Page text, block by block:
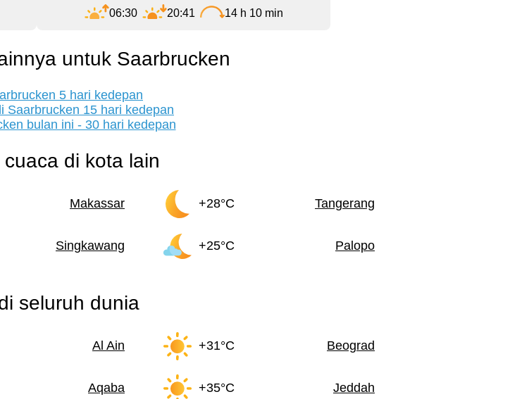
06:30 20:41 14 h 10 min
untuk Saarbrucken
5 hari kedepan
Saarbrucken 15 hari kedepan
bulan ini - 30 hari kedepan
di kota lain
Makassar +28°C Tangerang
Singkawang +25°C Palopo
seluruh dunia
Al Ain +31°C Beograd
Aqaba +35°C Jeddah